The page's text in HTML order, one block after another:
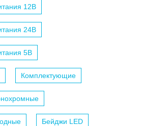
12B
24B
5B
Комплектующие
Бейджи LED